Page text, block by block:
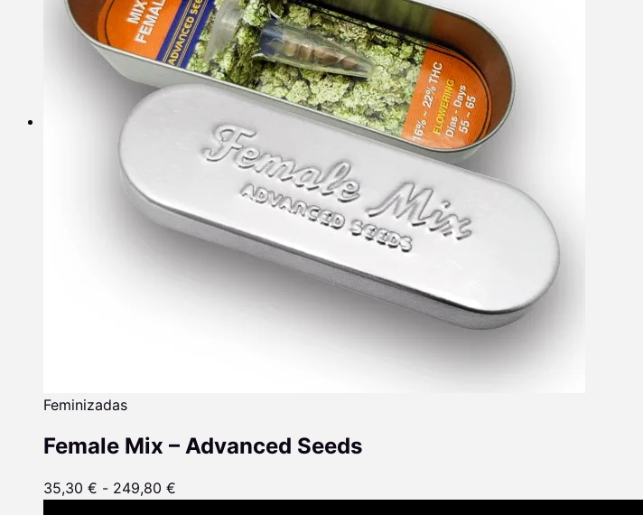
Feminizadas
Female Mix – Advanced Seeds
35,30 € - 249,80 €